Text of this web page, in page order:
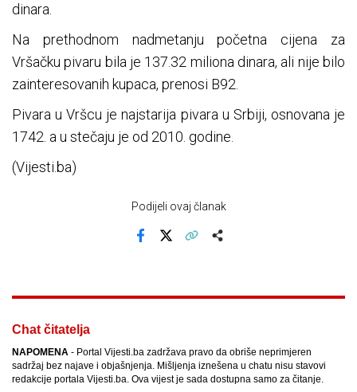
dinara.
Na prethodnom nadmetanju početna cijena za
Vršačku pivaru bila je 137.32 miliona dinara, ali nije bilo
zainteresovanih kupaca, prenosi B92.
Pivara u Vršcu je najstarija pivara u Srbiji, osnovana je
1742. a u stečaju je od 2010. godine.
(Vijesti.ba)
Podijeli ovaj članak
Chat čitatelja
NAPOMENA - Portal Vijesti.ba zadržava pravo da obriše neprimjeren
sadržaj bez najave i objašnjenja. Mišljenja iznešena u chatu nisu stavovi
redakcije portala Vijesti.ba. Ova vijest je sada dostupna samo za čitanje.